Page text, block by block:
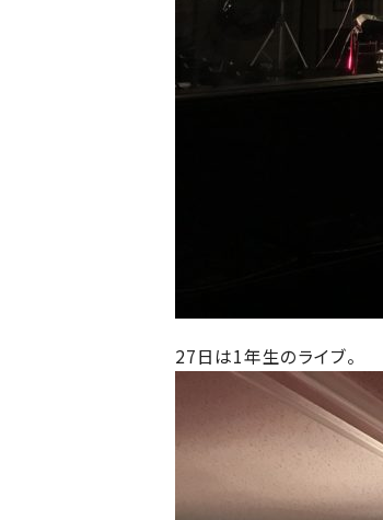
27日は1年生のライブ。